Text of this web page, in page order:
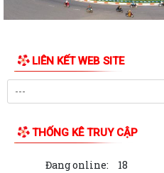
09/7/2026
08/7/2026
Công khai kết quả giải quyết thủ
Công khai kết quả giải quyết thủ
THÔNG BÁO Công khai kết quả
LIÊN KẾT WEB SITE
THỐNG KÊ TRUY CẬP
Đang online: 18